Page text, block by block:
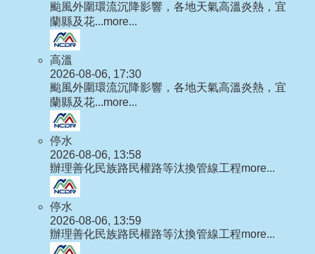
颱風外圍環流沉降影響，各地天氣高溫炎熱，宜
蘭縣及花...more...
高溫
2026-08-06, 17:30
颱風外圍環流沉降影響，各地天氣高溫炎熱，宜
蘭縣及花...more...
停水
2026-08-06, 13:58
辦理善化民族路民權路等汰換管線工程more...
停水
2026-08-06, 13:59
辦理善化民族路民權路等汰換管線工程more...